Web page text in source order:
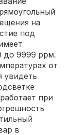
на
под
до 9999 ррм.
от
увидеть
при
в